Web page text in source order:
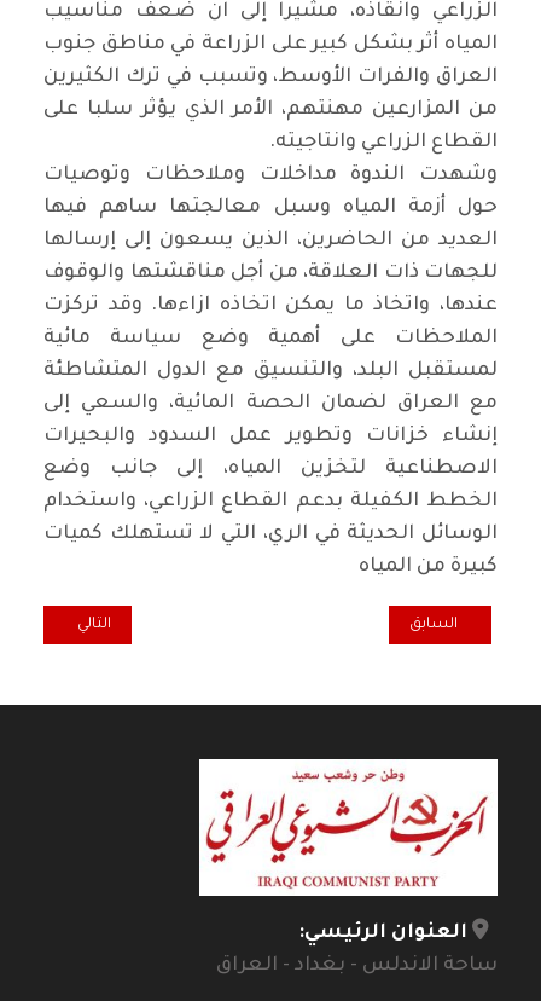
الزراعي وانقاذه، مشيرا إلى ان ضعف مناسيب
المياه أثر بشكل كبير على الزراعة في مناطق جنوب
العراق والفرات الأوسط، وتسبب في ترك الكثيرين
من المزارعين مهنتهم، الأمر الذي يؤثر سلبا على
القطاع الزراعي وانتاجيته.
وشهدت الندوة مداخلات وملاحظات وتوصيات
حول أزمة المياه وسبل معالجتها ساهم فيها
العديد من الحاضرين، الذين يسعون إلى إرسالها
للجهات ذات العلاقة، من أجل مناقشتها والوقوف
عندها، واتخاذ ما يمكن اتخاذه ازاءها. وقد تركزت
الملاحظات على أهمية وضع سياسة مائية
لمستقبل البلد، والتنسيق مع الدول المتشاطئة
مع العراق لضمان الحصة المائية، والسعي إلى
إنشاء خزانات وتطوير عمل السدود والبحيرات
الاصطناعية لتخزين المياه، إلى جانب وضع
الخطط الكفيلة بدعم القطاع الزراعي، واستخدام
الوسائل الحديثة في الري، التي لا تستهلك كميات
كبيرة من المياه
المقال السابق: أمسية أستذكارية للفقيد والشخصية الوطنية دانا جلال
السابق المقال التالي:
التالي
العنوان الرئيسي:
ساحة الاندلس - بغداد - العراق